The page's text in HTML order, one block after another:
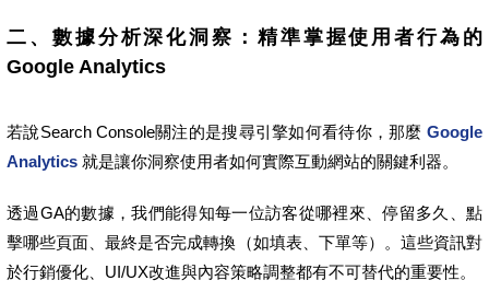
二、數據分析深化洞察：精準掌握使用者行為的
Google Analytics
若說Search Console關注的是搜尋引擎如何看待你，那麼 Google
Analytics 就是讓你洞察使用者如何實際互動網站的關鍵利器。
透過GA的數據，我們能得知每一位訪客從哪裡來、停留多久、點
擊哪些頁面、最終是否完成轉換（如填表、下單等）。這些資訊對
於行銷優化、UI/UX改進與內容策略調整都有不可替代的重要性。